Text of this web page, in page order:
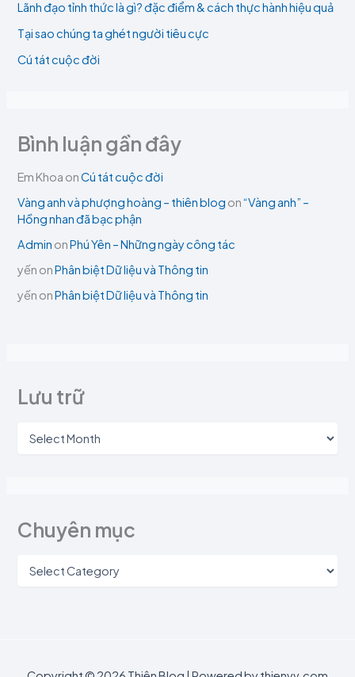
Lãnh đạo tỉnh thức là gì? đặc điểm & cách thực hành hiệu quả
Tại sao chúng ta ghét người tiêu cực
Cú tát cuộc đời
Bình luận gần đây
Em Khoa onCú tát cuộc đời
Vàng anh và phượng hoàng – thiên blog on“Vàng anh” –
Hồng nhan đã bạc phận
Admin onPhú Yên – Những ngày công tác
yến onPhân biệt Dữ liệu và Thông tin
yến onPhân biệt Dữ liệu và Thông tin
Lưu trữ
Chuyên mục